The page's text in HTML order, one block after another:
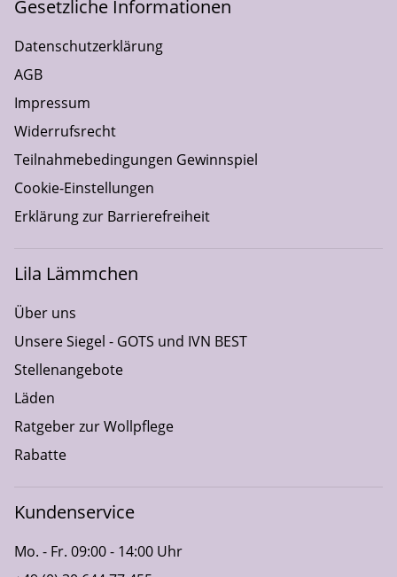
Gesetzliche Informationen
Datenschutzerklärung
AGB
Impressum
Widerrufsrecht
Teilnahmebedingungen Gewinnspiel
Cookie-Einstellungen
Erklärung zur Barrierefreiheit
Lila Lämmchen
Über uns
Unsere Siegel - GOTS und IVN BEST
Stellenangebote
Läden
Ratgeber zur Wollpflege
Rabatte
Kundenservice
Mo. - Fr. 09:00 - 14:00 Uhr